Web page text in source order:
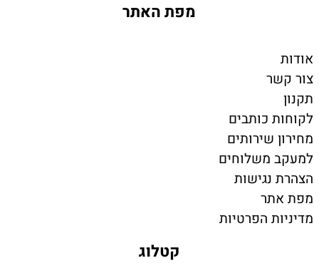
מפת האתר
אודות
צור קשר
תקנון
לקוחות כותבים
מחירון שירותים
למעקב משלוחים
הצהרת נגישות
מפת אתר
מדיניות הפרטיות
קטלוג